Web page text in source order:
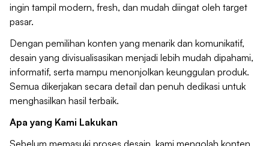
ingin tampil modern, fresh, dan mudah diingat oleh target
pasar.
Dengan pemilihan konten yang menarik dan komunikatif,
desain yang divisualisasikan menjadi lebih mudah dipahami,
informatif, serta mampu menonjolkan keunggulan produk.
Semua dikerjakan secara detail dan penuh dedikasi untuk
menghasilkan hasil terbaik.
Apa yang Kami Lakukan